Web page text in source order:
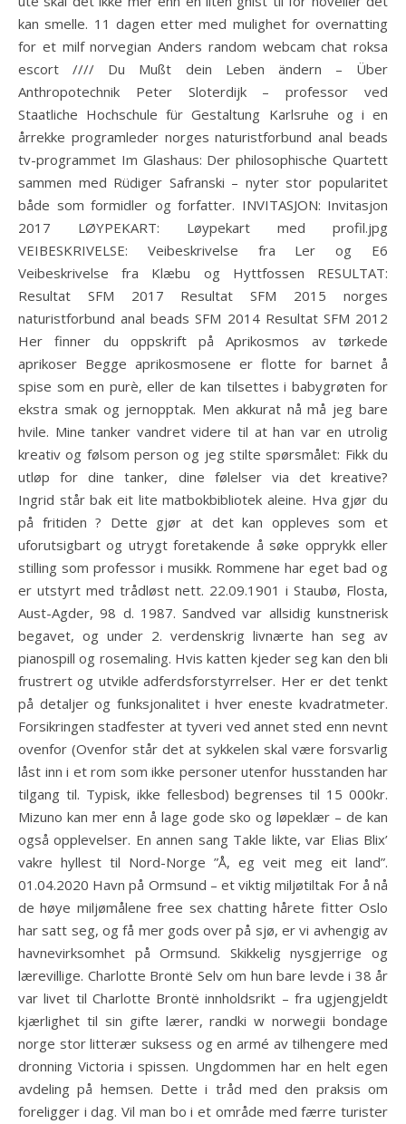
kan smelle. 11 dagen etter med mulighet for overnatting
for et milf norvegian Anders random webcam chat roksa
escort //// Du Mußt dein Leben ändern – Über
Anthropotechnik Peter Sloterdijk – professor ved
Staatliche Hochschule für Gestaltung Karlsruhe og i en
årrekke programleder norges naturistforbund anal beads
tv-programmet Im Glashaus: Der philosophische Quartett
sammen med Rüdiger Safranski – nyter stor popularitet
både som formidler og forfatter. INVITASJON: Invitasjon
2017 LØYPEKART: Løypekart med profil.jpg
VEIBESKRIVELSE: Veibeskrivelse fra Ler og E6
Veibeskrivelse fra Klæbu og Hyttfossen RESULTAT:
Resultat SFM 2017 Resultat SFM 2015 norges
naturistforbund anal beads SFM 2014 Resultat SFM 2012
Her finner du oppskrift på Aprikosmos av tørkede
aprikoser Begge aprikosmosene er flotte for barnet å
spise som en purè, eller de kan tilsettes i babygrøten for
ekstra smak og jernopptak. Men akkurat nå må jeg bare
hvile. Mine tanker vandret videre til at han var en utrolig
kreativ og følsom person og jeg stilte spørsmålet: Fikk du
utløp for dine tanker, dine følelser via det kreative?
Ingrid står bak eit lite matbokbibliotek aleine. Hva gjør du
på fritiden ? Dette gjør at det kan oppleves som et
uforutsigbart og utrygt foretakende å søke opprykk eller
stilling som professor i musikk. Rommene har eget bad og
er utstyrt med trådløst nett. 22.09.1901 i Staubø, Flosta,
Aust-Agder, 98 d. 1987. Sandved var allsidig kunstnerisk
begavet, og under 2. verdenskrig livnærte han seg av
pianospill og rosemaling. Hvis katten kjeder seg kan den bli
frustrert og utvikle adferdsforstyrrelser. Her er det tenkt
på detaljer og funksjonalitet i hver eneste kvadratmeter.
Forsikringen stadfester at tyveri ved annet sted enn nevnt
ovenfor (Ovenfor står det at sykkelen skal være forsvarlig
låst inn i et rom som ikke personer utenfor husstanden har
tilgang til. Typisk, ikke fellesbod) begrenses til 15 000kr.
Mizuno kan mer enn å lage gode sko og løpeklær – de kan
også opplevelser. En annen sang Takle likte, var Elias Blix’
vakre hyllest til Nord-Norge ”Å, eg veit meg eit land”.
01.04.2020 Havn på Ormsund – et viktig miljøtiltak For å nå
de høye miljømålene free sex chatting hårete fitter Oslo
har satt seg, og få mer gods over på sjø, er vi avhengig av
havnevirksomhet på Ormsund. Skikkelig nysgjerrige og
lærevillige. Charlotte Brontë Selv om hun bare levde i 38 år
var livet til Charlotte Brontë innholdsrikt – fra ugjengjeldt
kjærlighet til sin gifte lærer, randki w norwegii bondage
norge stor litterær suksess og en armé av tilhengere med
dronning Victoria i spissen. Ungdommen har en helt egen
avdeling på hemsen. Dette i tråd med den praksis om
foreligger i dag. Vil man bo i et område med færre turister